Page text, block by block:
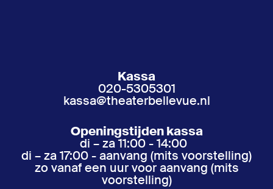
Kassa
020-5305301
kassa@theaterbellevue.nl
Openingstijden kassa
di – za 11:00 - 14:00
di – za 17:00 - aanvang (mits voorstelling)
zo vanaf een uur voor aanvang (mits
voorstelling)